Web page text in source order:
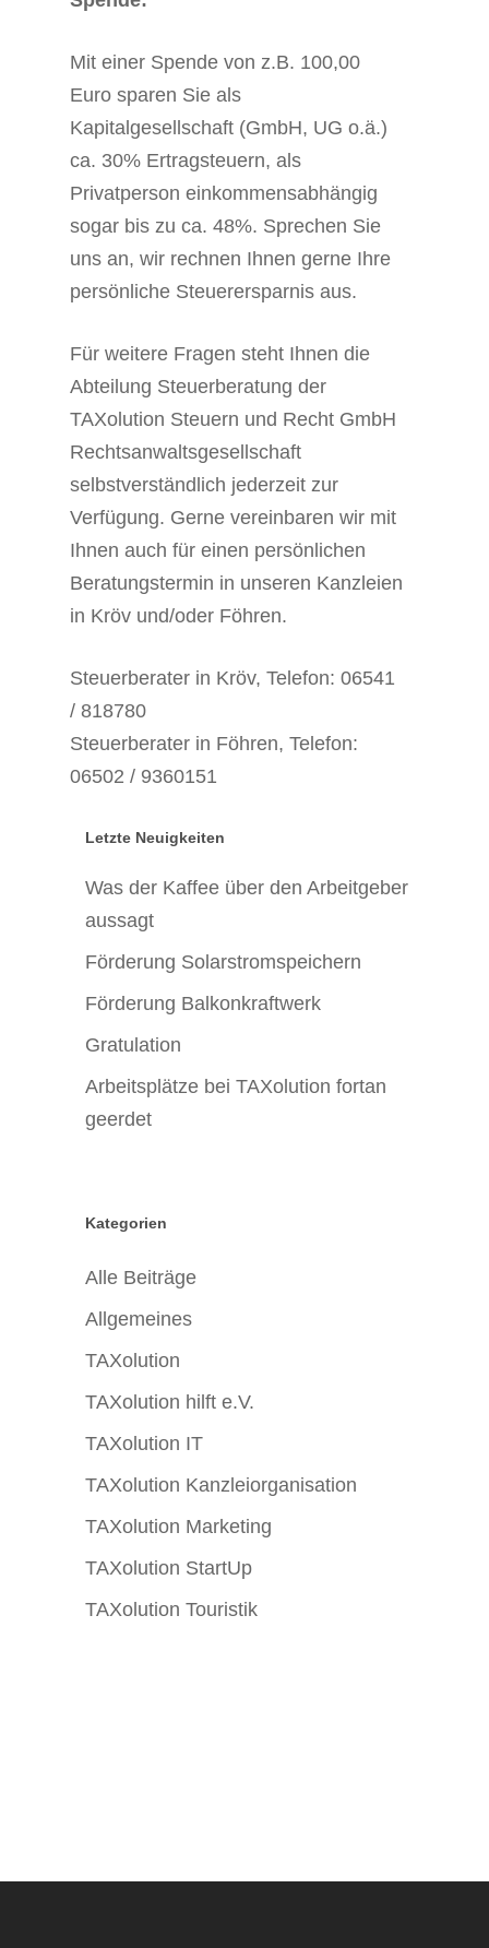
Mit einer Spende von z.B. 100,00
Euro sparen Sie als
Kapitalgesellschaft (GmbH, UG o.ä.)
ca. 30% Ertragsteuern, als
Privatperson einkommensabhängig
sogar bis zu ca. 48%. Sprechen Sie
uns an, wir rechnen Ihnen gerne Ihre
persönliche Steuerersparnis aus.
Für weitere Fragen steht Ihnen die
Abteilung Steuerberatung der
TAXolution Steuern und Recht GmbH
Rechtsanwaltsgesellschaft
selbstverständlich jederzeit zur
Verfügung. Gerne vereinbaren wir mit
Ihnen auch für einen persönlichen
Beratungstermin in unseren Kanzleien
in Kröv und/oder Föhren.
Steuerberater in Kröv, Telefon: 06541
/ 818780
Steuerberater in Föhren, Telefon:
06502 / 9360151
Letzte Neuigkeiten
Was der Kaffee über den Arbeitgeber
aussagt
Förderung Solarstromspeichern
Förderung Balkonkraftwerk
Gratulation
Arbeitsplätze bei TAXolution fortan
geerdet
Kategorien
Alle Beiträge
Allgemeines
TAXolution
TAXolution hilft e.V.
TAXolution IT
TAXolution Kanzleiorganisation
TAXolution Marketing
TAXolution StartUp
TAXolution Touristik